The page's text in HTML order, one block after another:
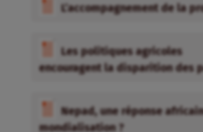
L’accompagnement de la
Les politiques agricoles
encouragent la disparition des
Nepad, une réponse
mondialisation ?